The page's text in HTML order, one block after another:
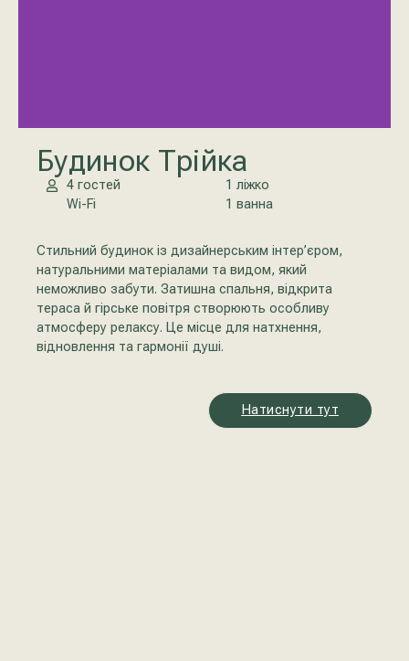
Будинок Трійка
4 гостей
1 ліжко
Wi-Fi
1 ванна
Стильний будинок із дизайнерським інтер’єром,
натуральними матеріалами та видом, який
неможливо забути. Затишна спальня, відкрита
тераса й гірське повітря створюють особливу
атмосферу релаксу. Це місце для натхнення,
відновлення та гармонії душі.
Натиснути тут